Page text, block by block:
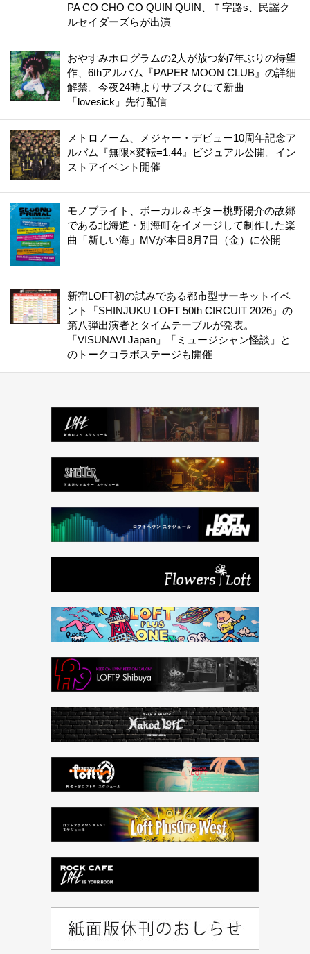
PA CO CHO CO QUIN QUIN、Ｔ字路s、民謡ク
ルセイダーズらが出演
おやすみホログラムの2人が放つ約7年ぶりの待望
作、6thアルバム『PAPER MOON CLUB』の詳細
解禁。今夜24時よりサブスクにて新曲
「lovesick」先行配信
メトロノーム、メジャー・デビュー10周年記念ア
ルバム『無限×変転=1.44』ビジュアル公開。イン
ストアイベント開催
モノブライト、ボーカル＆ギター桃野陽介の故郷
である北海道・別海町をイメージして制作した楽
曲「新しい海」MVが本日8月7日（金）に公開
新宿LOFT初の試みである都市型サーキットイベ
ント『SHINJUKU LOFT 50th CIRCUIT 2026』の
第八弾出演者とタイムテーブルが発表。
「VISUNAVI Japan」「ミュージシャン怪談」と
のトークコラボステージも開催